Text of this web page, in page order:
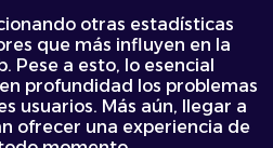
otras estadísticas
que más influyen en la
Pese a esto, lo esencial
profundidad los problemas
usuarios. Más aún, llegar a
ofrecer una experiencia de